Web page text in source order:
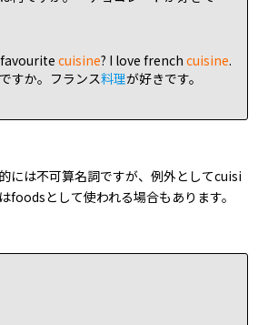
favouritecuisine? I love french cuisine.
すか。フランス料理が好きです。
には不可算名詞ですが、例外としてcuisi
foodsとして使われる場合もあります。